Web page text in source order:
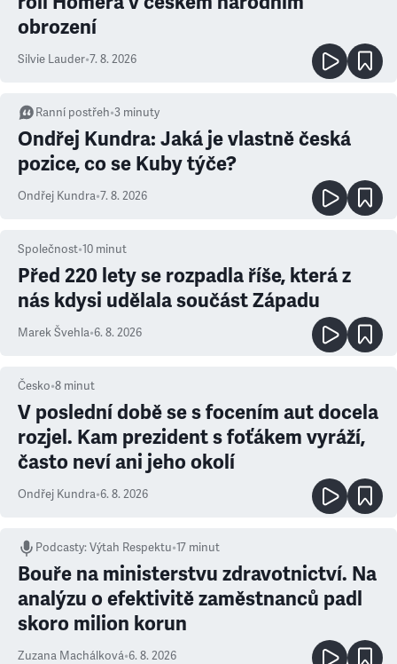
obrození
Silvie Lauder•7. 8. 2026
Ranní postřeh•3 minuty
Ondřej Kundra: Jaká je vlastně česká
pozice, co se Kuby týče?
Ondřej Kundra•7. 8. 2026
Společnost•10 minut
Před 220 lety se rozpadla říše, která z
nás kdysi udělala součást Západu
Marek Švehla•6. 8. 2026
Česko•8 minut
V poslední době se s focením aut docela
rozjel. Kam prezident s foťákem vyráží,
často neví ani jeho okolí
Ondřej Kundra•6. 8. 2026
Podcasty:Výtah Respektu•17 minut
Bouře na ministerstvu zdravotnictví. Na
analýzu o efektivitě zaměstnanců padl
skoro milion korun
Zuzana Machálková•6. 8. 2026